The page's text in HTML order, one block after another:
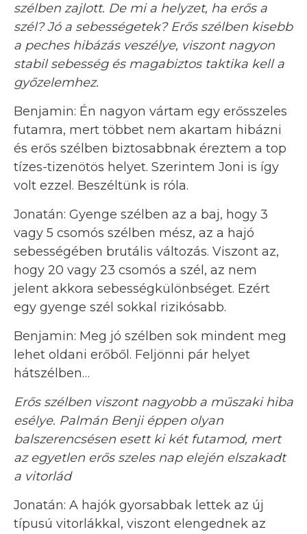
szélben zajlott. De mi a helyzet, ha erős a
szél? Jó a sebességetek? Erős szélben kisebb
a peches hibázás veszélye, viszont nagyon
stabil sebesség és magabiztos taktika kell a
győzelemhez.
Benjamin: Én nagyon vártam egy erősszeles
futamra, mert többet nem akartam hibázni
és erős szélben biztosabbnak éreztem a top
tízes-tizenötös helyet. Szerintem Joni is így
volt ezzel. Beszéltünk is róla.
Jonatán: Gyenge szélben az a baj, hogy 3
vagy 5 csomós szélben mész, az a hajó
sebességében brutális változás. Viszont az,
hogy 20 vagy 23 csomós a szél, az nem
jelent akkora sebességkülönbséget. Ezért
egy gyenge szél sokkal rizikósabb.
Benjamin: Meg jó szélben sok mindent meg
lehet oldani erőből. Feljönni pár helyet
hátszélben…
Erős szélben viszont nagyobb a műszaki hiba
esélye. Palmán Benji éppen olyan
balszerencsésen esett ki két futamod, mert
az egyetlen erős szeles nap elején elszakadt
a vitorlád
Jonatán: A hajók gyorsabbak lettek az új
típusú vitorlákkal, viszont elengednek az